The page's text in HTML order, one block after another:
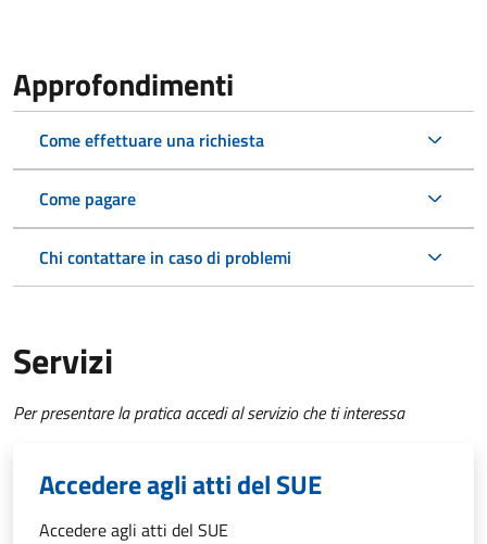
Approfondimenti
Come effettuare una richiesta
Come pagare
Chi contattare in caso di problemi
Servizi
Per presentare la pratica accedi al servizio che ti interessa
Accedere agli atti del SUE
Accedere agli atti del SUE